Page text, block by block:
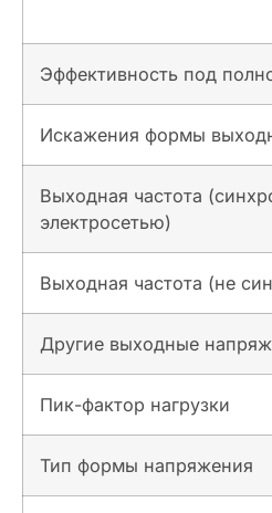
Эффективность под
Искажения формы
Выходная частота
электросетью)
Выходная частота (не
Другие выходные
Пик-фактор нагрузки
Тип формы напряжения